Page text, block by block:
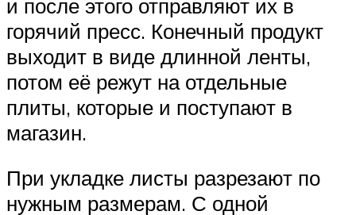
и после этого отправляют их в
горячий пресс. Конечный продукт
выходит в виде длинной ленты,
потом её режут на отдельные
плиты, которые и поступают в
магазин.
При укладке листы разрезают по
нужным размерам. С одной